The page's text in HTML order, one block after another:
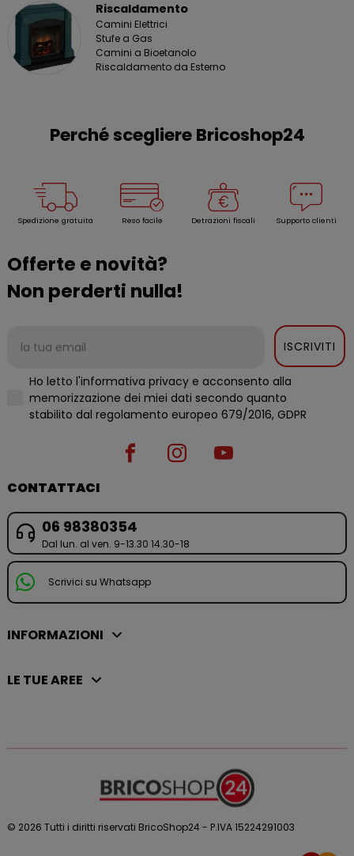
Riscaldamento
Camini Elettrici
Stufe a Gas
Camini a Bioetanolo
Riscaldamento da Esterno
Perché scegliere Bricoshop24
Spedizione gratuita Reso facile Detrazioni fiscali Supporto clienti
Offerte e novità?
Non perderti nulla!
ISCRIVITI
Ho letto l'informativa privacy e acconsento alla
memorizzazione dei miei dati secondo quanto
stabilito dal regolamento europeo 679/2016, GDPR
CONTATTACI
06 98380354
Dal lun. al ven. 9-13.30 14.30-18
Scrivici su Whatsapp
INFORMAZIONI
LE TUE AREE
© 2026 Tutti i diritti riservati BricoShop24 - P.IVA 15224291003